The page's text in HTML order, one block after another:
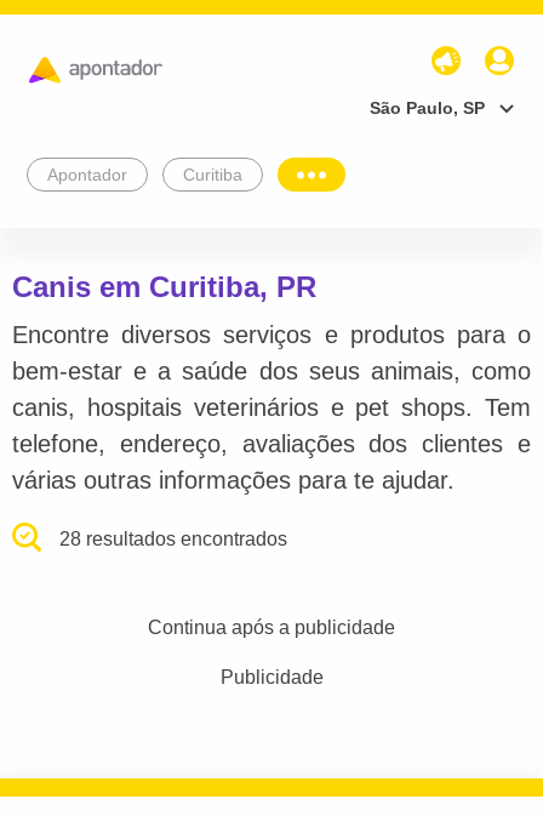
São Paulo, SP
Apontador Curitiba
Canis em Curitiba, PR
Encontre diversos serviços e produtos para o
bem-estar e a saúde dos seus animais, como
canis, hospitais veterinários e pet shops. Tem
telefone, endereço, avaliações dos clientes e
várias outras informações para te ajudar.
28 resultados encontrados
Continua após a publicidade
Publicidade